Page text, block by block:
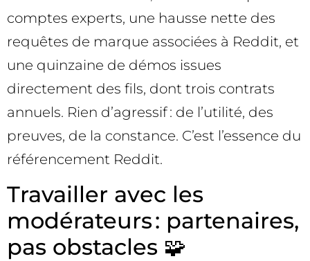
comptes experts, une hausse nette des
requêtes de marque associées à Reddit, et
une quinzaine de démos issues
directement des fils, dont trois contrats
annuels. Rien d’agressif : de l’utilité, des
preuves, de la constance. C’est l’essence du
référencement Reddit.
Travailler avec les
modérateurs : partenaires,
pas obstacles 🧩